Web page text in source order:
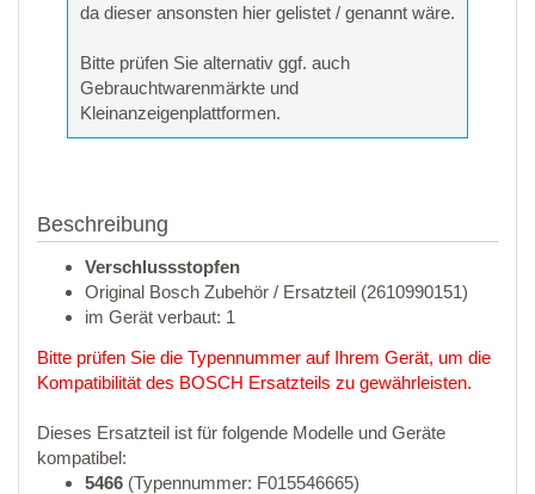
da dieser ansonsten hier gelistet / genannt wäre.
Bitte prüfen Sie alternativ ggf. auch
Gebrauchtwarenmärkte und
Kleinanzeigenplattformen.
Beschreibung
Verschlussstopfen
Original Bosch Zubehör / Ersatzteil (2610990151)
im Gerät verbaut: 1
Bitte prüfen Sie die Typennummer auf Ihrem Gerät, um die
Kompatibilität des BOSCH Ersatzteils zu gewährleisten.
Dieses Ersatzteil ist für folgende Modelle und Geräte
kompatibel:
5466 (Typennummer: F015546665)